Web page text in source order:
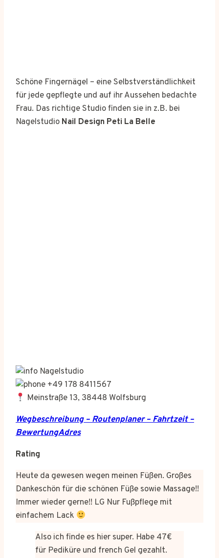
Schöne Fingernägel – eine Selbstverständlichkeit
für jede gepflegte und auf ihr Aussehen bedachte
Frau. Das richtige Studio finden sie in z.B. bei
Nagelstudio Nail Design Peti La Belle
Nagelstudio
+49 178 8411567
Meinstraße 13, 38448 Wolfsburg
Wegbeschreibung – Routenplaner – Fahrtzeit –
BewertungAdres
Rating
Heute da gewesen wegen meinen Füßen. Großes
Dankeschön für die schönen Füße sowie Massage!!
Immer wieder gerne!! LG Nur Fußpflege mit
einfachem Lack
Also ich finde es hier super. Habe 47€
für Pediküre und french Gel gezahlt.